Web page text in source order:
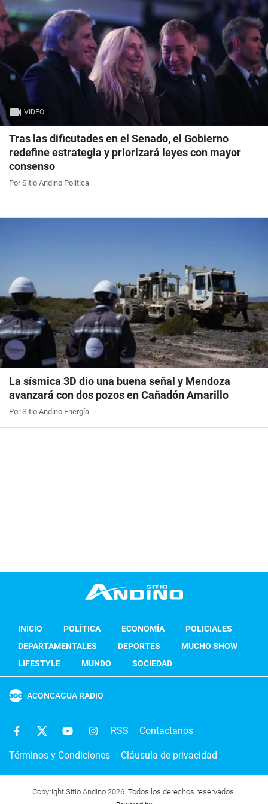
VIDEO
Tras las dificutades en el Senado, el Gobierno
redefine estrategia y priorizará leyes con mayor
consenso
Por Sitio Andino Política
La sísmica 3D dio una buena señal y Mendoza
avanzará con dos pozos en Cañadón Amarillo
Por Sitio Andino Energía
INICIO POLÍTICA ECONOMÍA
POLICIALES
DEPARTAMENTALES
DEPORTES
MUCHO SHOW
LIFESTYLE
MUNDO SOCIEDAD
ACONCAGUA RADIO
RSS Contactanos
Términos y Condiciones Cláusula de privacidad
Copyright Sitio Andino 2026. Todos los derechos reservados.